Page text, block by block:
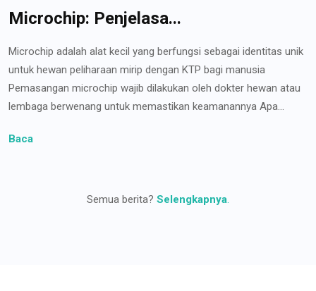
Microchip: Penjelasa...
Microchip adalah alat kecil yang berfungsi sebagai identitas unik
untuk hewan peliharaan mirip dengan KTP bagi manusia
Pemasangan microchip wajib dilakukan oleh dokter hewan atau
lembaga berwenang untuk memastikan keamanannya Apa...
Baca
Semua berita? Selengkapnya